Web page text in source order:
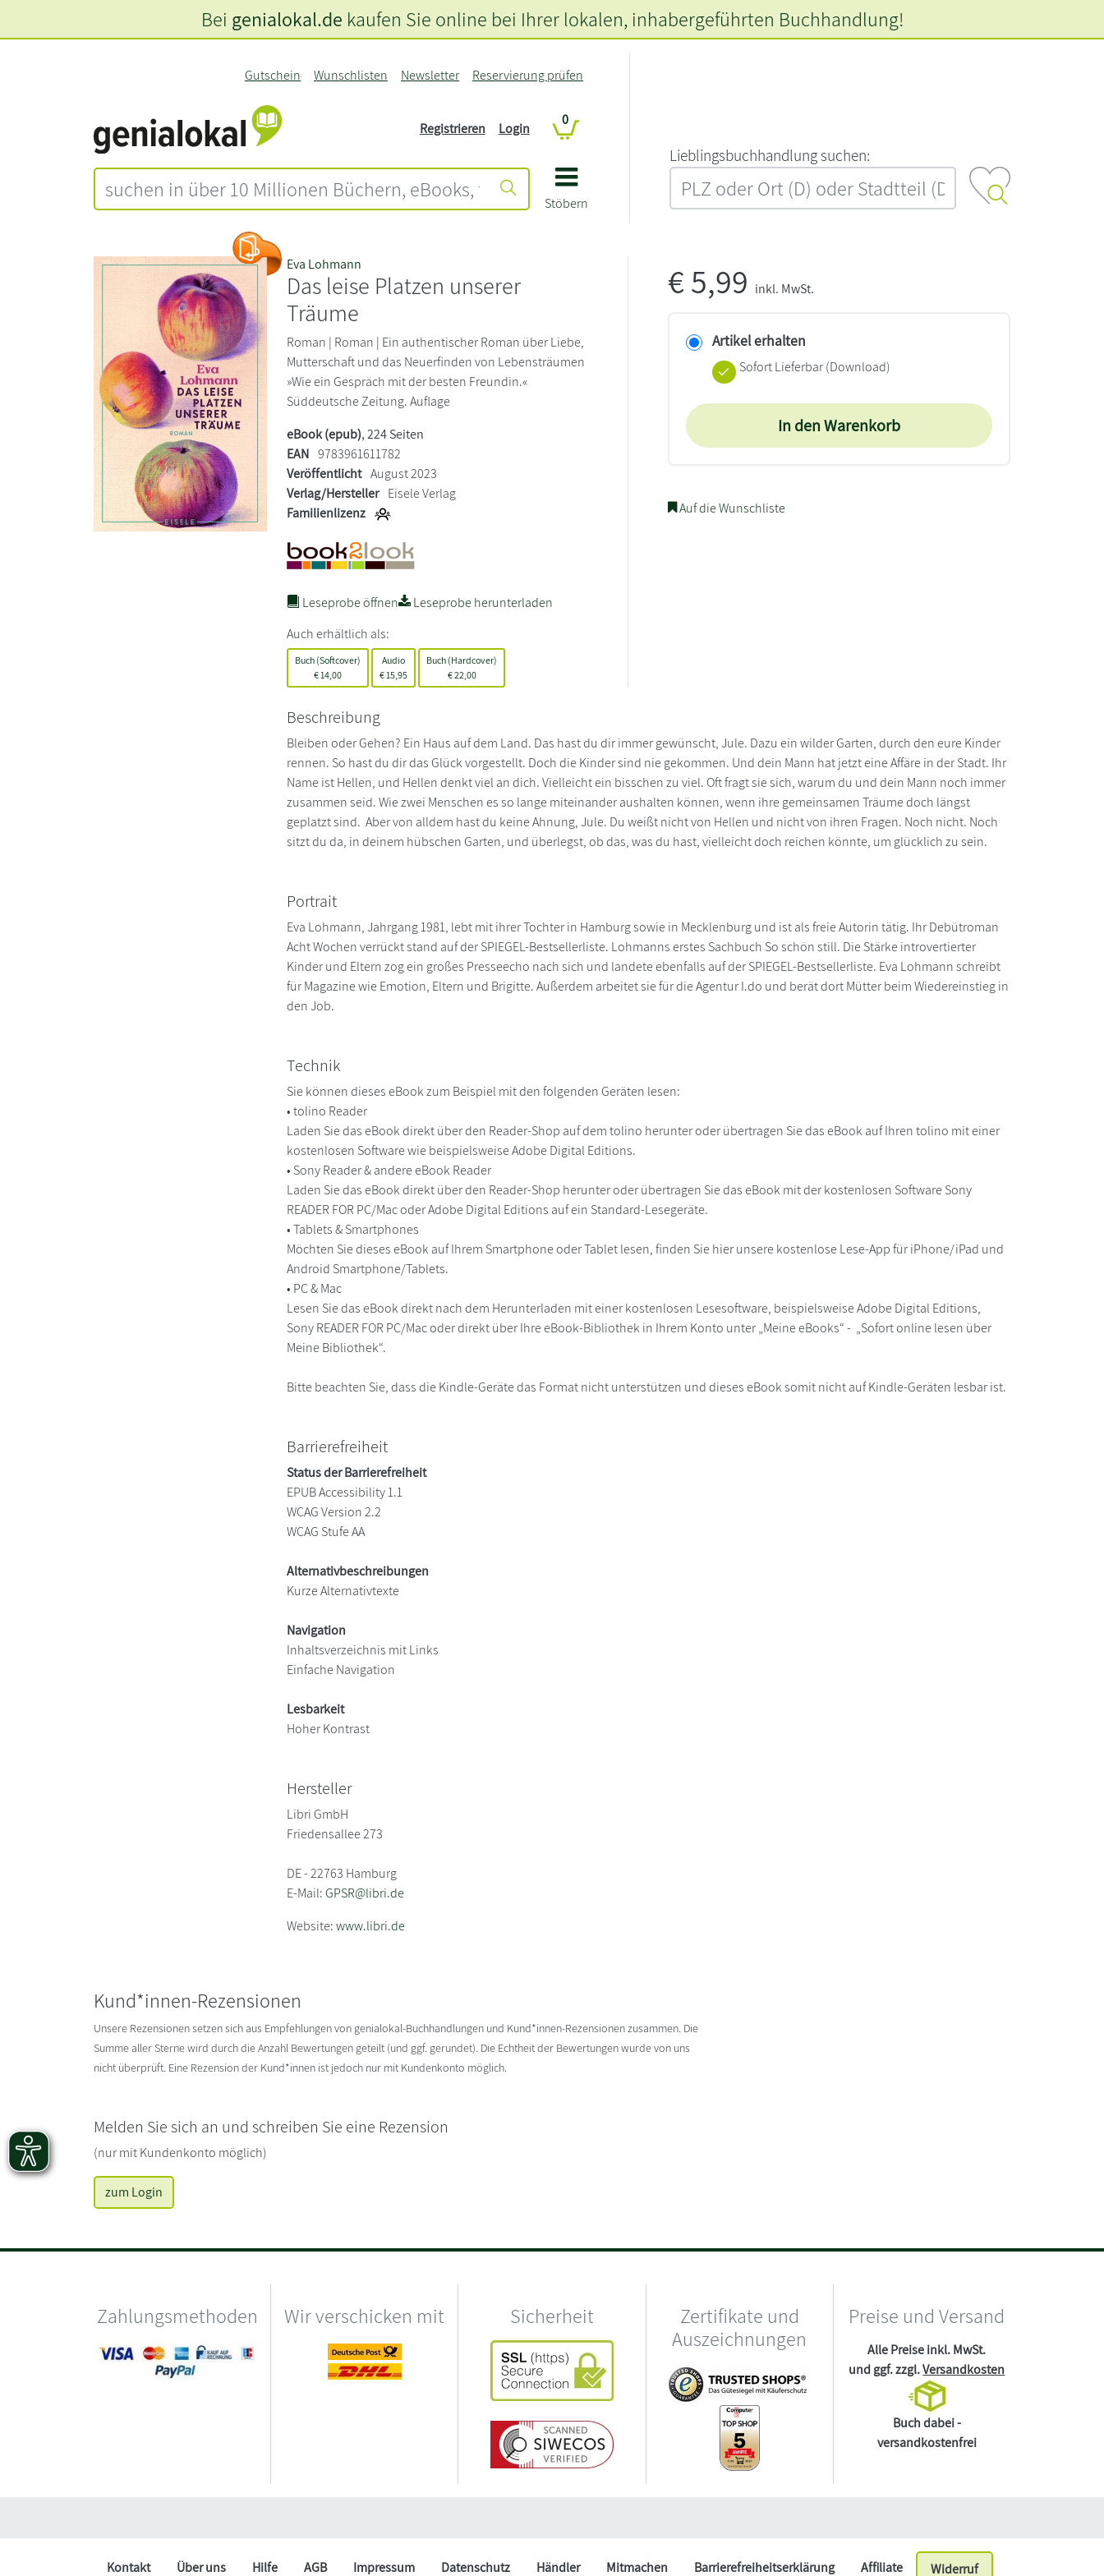
Stöbern
Gutschein Wunschlisten Newsletter Reservierung prüfen
Registrieren Login
0
L‍i‍e‍b‍l‍i‍n‍g‍s‍b‍u‍c‍h‍h‍a‍n‍d‍l‍u‍n‍g‍ ‍s‍u‍c‍h‍e‍n‍:‍
Bei genialokal.de kaufen Sie online bei Ihrer lokalen, inhabergeführten Buchhandlung!
Eva Lohmann
Das leise Platzen unserer
Träume
Roman | Roman | Ein authentischer Roman über Liebe,
Mutterschaft und das Neuerfinden von Lebensträumen
»Wie ein Gespräch mit der besten Freundin.«
Süddeutsche Zeitung. Auflage
eBook (epub), 224 Seiten
EAN 9783961611782
Veröffentlicht August 2023
Verlag/Hersteller Eisele Verlag
Familienlizenz
Leseprobe öffnen
Leseprobe herunterladen
Auch erhältlich als:
Buch (Softcover)
€ 14,00
Audio
€ 15,95
Buch (Hardcover)
€22,00
€5,99 inkl. MwSt.
Artikel erhalten
Sofort Lieferbar (Download)
In den Warenkorb
Auf die Wunschliste
Beschreibung
Bleiben oder Gehen? Ein Haus auf dem Land. Das hast du dir immer gewünscht, Jule. Dazu ein wilder Garten, durch den eure Kinder
rennen. So hast du dir das Glück vorgestellt. Doch die Kinder sind nie gekommen. Und dein Mann hat jetzt eine Affäre in der Stadt. Ihr
Name ist Hellen, und Hellen denkt viel an dich. Vielleicht ein bisschen zu viel. Oft fragt sie sich, warum du und dein Mann noch immer
zusammen seid. Wie zwei Menschen es so lange miteinander aushalten können, wenn ihre gemeinsamen Träume doch längst
geplatzt sind. Aber von alldem hast du keine Ahnung, Jule. Du weißt nicht von Hellen und nicht von ihren Fragen. Noch nicht. Noch
sitzt du da, in deinem hübschen Garten, und überlegst, ob das, was du hast, vielleicht doch reichen könnte, um glücklich zu sein.
Portrait
Eva Lohmann, Jahrgang 1981, lebt mit ihrer Tochter in Hamburg sowie in Mecklenburg und ist als freie Autorin tätig. Ihr Debütroman
Acht Wochen verrückt stand auf der SPIEGEL-Bestsellerliste. Lohmanns erstes Sachbuch So schön still. Die Stärke introvertierter
Kinder und Eltern zog ein großes Presseecho nach sich und landete ebenfalls auf der SPIEGEL-Bestsellerliste. Eva Lohmann schreibt
für Magazine wie Emotion, Eltern und Brigitte. Außerdem arbeitet sie für die Agentur I.do und berät dort Mütter beim Wiedereinstieg in
den Job.
Technik
Sie können dieses eBook zum Beispiel mit den folgenden Geräten lesen:
• tolino Reader
Laden Sie das eBook direkt über den Reader-Shop auf dem tolino herunter oder übertragen Sie das eBook auf Ihren tolino mit einer
kostenlosen Software wie beispielsweise Adobe Digital Editions.
• Sony Reader & andere eBook Reader
Laden Sie das eBook direkt über den Reader-Shop herunter oder übertragen Sie das eBook mit der kostenlosen Software Sony
READER FOR PC/Mac oder Adobe Digital Editions auf ein Standard-Lesegeräte.
• Tablets & Smartphones
Möchten Sie dieses eBook auf Ihrem Smartphone oder Tablet lesen, finden Sie hier unsere kostenlose Lese-App für iPhone/iPad und
Android Smartphone/Tablets.
• PC & Mac
Lesen Sie das eBook direkt nach dem Herunterladen mit einer kostenlosen Lesesoftware, beispielsweise Adobe Digital Editions,
Sony READER FOR PC/Mac oder direkt über Ihre eBook-Bibliothek in Ihrem Konto unter „Meine eBooks“ - „Sofort online lesen über
Meine Bibliothek“.
Bitte beachten Sie, dass die Kindle-Geräte das Format nicht unterstützen und dieses eBook somit nicht auf Kindle-Geräten lesbar ist.
Barrierefreiheit
Status der Barrierefreiheit
EPUB Accessibility 1.1
WCAG Version 2.2
WCAG Stufe AA
Alternativbeschreibungen
Kurze Alternativtexte
Navigation
Inhaltsverzeichnis mit Links
Einfache Navigation
Lesbarkeit
Hoher Kontrast
Hersteller
Libri GmbH
Friedensallee 273
DE - 22763 Hamburg
E-Mail:GPSR@libri.de
Website:www.libri.de
Kund*innen-Rezensionen
Unsere Rezensionen setzen sich aus Empfehlungen von genialokal-Buchhandlungen und Kund*innen-Rezensionen zusammen. Die
Summe aller Sterne wird durch die Anzahl Bewertungen geteilt (und ggf. gerundet). Die Echtheit der Bewertungen wurde von uns
nicht überprüft. Eine Rezension der Kund*innen ist jedoch nur mit Kundenkonto möglich.
Melden Sie sich an und schreiben Sie eine Rezension
(nur mit Kundenkonto möglich)
zum Login
Zahlungsmethoden Wir verschicken mit Sicherheit
Zertifikate und
Auszeichnungen
Preise und Versand
Alle Preise inkl. MwSt.
und ggf. zzgl.Versandkosten
Buch dabei -
versandkostenfrei
Kontakt Über uns Hilfe AGB Impressum Datenschutz Händler Mitmachen Barrierefreiheitserklärung Affiliate Widerruf